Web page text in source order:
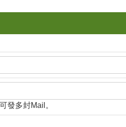
發多封Mail。